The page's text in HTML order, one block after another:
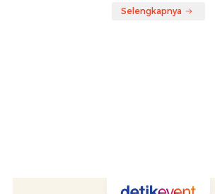
Selengkapnya